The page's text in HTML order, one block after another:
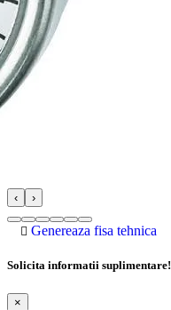
‹ ›
Genereaza fisa tehnica
Solicita informatii suplimentare!
×